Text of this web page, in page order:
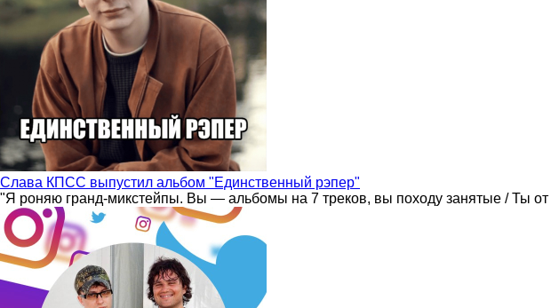
Слава КПСС выпустил альбом "Единственный рэпер"
"Я роняю гранд-микстейпы. Вы — альбомы на 7 треков, вы походу занятые / Ты